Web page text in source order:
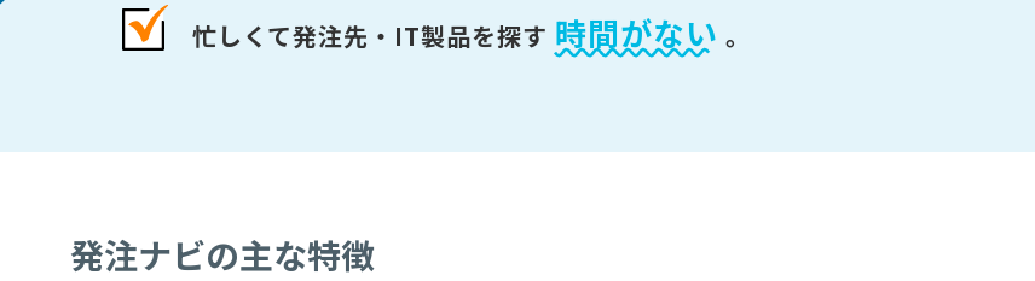
忙しくて発注先・IT製品を探す 時間がない 。
発注ナビの主な特徴